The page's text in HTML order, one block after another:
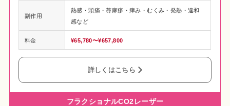
副作用
熱感・頭痛・蕁麻疹・痒み・むくみ・発熱・違和
感など
料金 ¥65,780〜¥657,800
詳しくはこちら
フラクショナルCO2レーザー